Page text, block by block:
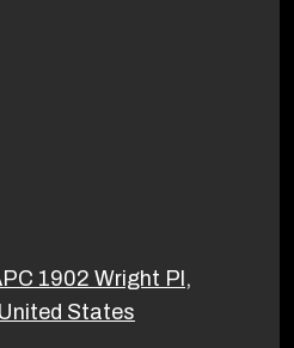
1902 Wright Pl,
States